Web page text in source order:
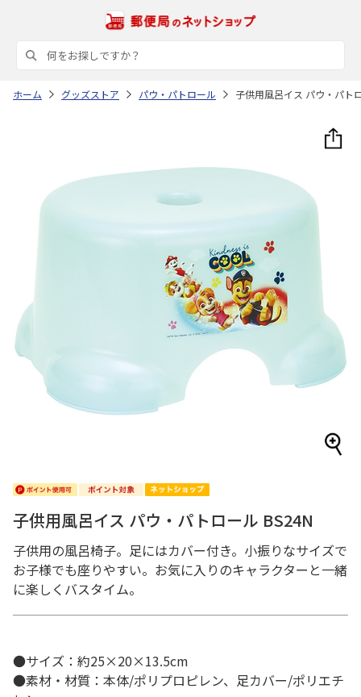
ホーム グッズストア パウ・パトロール 子供用風呂イス パウ・パト
子供用風呂イス パウ・パトロール BS24N
子供用の風呂椅子。足にはカバー付き。小振りなサイズで
お子様でも座りやすい。お気に入りのキャラクターと一緒
に楽しくバスタイム。
●サイズ：約25×20×13.5cm
●素材・材質：本体/ポリプロピレン、足カバー/ポリエチ